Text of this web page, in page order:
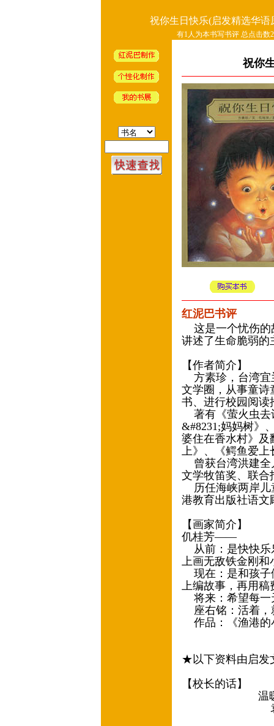
祝你生日快乐(启发精选华语
有1人为本书写书评 总点击数
祝你
红泥巴书评
这是一个忧伤的
讲述了生命脆弱
【作者简介】
方素珍，台湾宜
文学圈，从事童诗
书、进行校园阅
著有《萤火虫去
&#8231;妈妈树》
婆住在香水村》及
上》、《鳄鱼爱
曾获台湾洪建全
文学牧笛奖、联
历任海峡两岸儿
港教育出版社语
【画家简介】
仉桂芳——
从前：是快快乐
上画无敌铁金刚
现在：是和孩子
上编故事，再用
将来：希望每一
座右铭：活着，
作品：《渔港的
★以下资料由启发
【校长的话】
温暖的故
袁晓峰◎深